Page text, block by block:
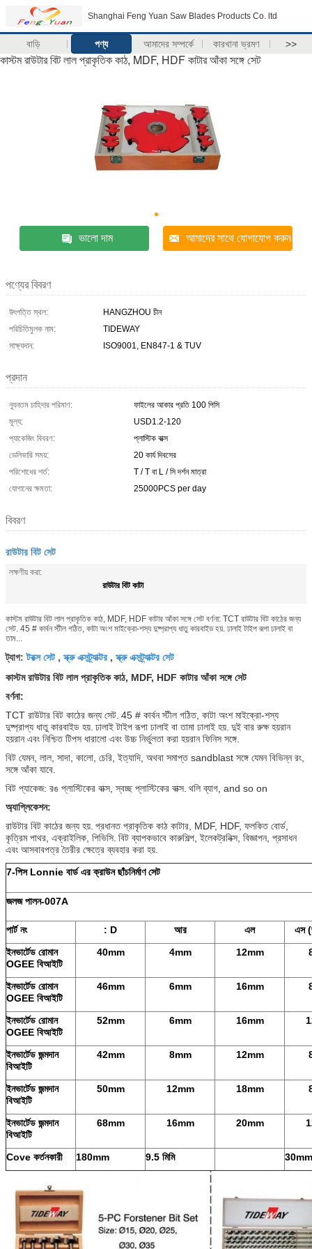
Shanghai Feng Yuan Saw Blades Products Co. ltd
বাড়ি পণ্য আমাদের সম্পর্কে কারখানা ভ্রমণ >>
কাস্টম রাউটার বিট লাল প্রাকৃতিক কাঠ, MDF, HDF কাটার আঁকা সঙ্গে সেট
ভালো দাম আমাদের সাথে যোগাযোগ করুন
পণ্যের বিবরণ
উৎপত্তি স্থল:
HANGZHOU চীন
পরিচিতিমুলক নাম:
TIDEWAY
সাক্ষ্যদান:
ISO9001, EN847-1 & TUV
প্রদান
ন্যূনতম চাহিদার পরিমাণ:
ফাইলের আকার প্রতি 100 পিসি
মূল্য:
USD1.2-120
প্যাকেজিং বিবরণ:
প্লাস্টিক বাক্স
ডেলিভারি সময়:
20 কার্য দিবসের
পরিশোধের শর্ত:
T / T বা L / সি দর্শন মাত্রা
যোগানের ক্ষমতা:
25000PCS per day
বিবরণ
রাউটার বিট সেট
লক্ষণীয় করা:
রাউটার বিট কাটা
কাস্টম রাউটার বিট লাল প্রাকৃতিক কাঠ, MDF, HDF কাটার আঁকা সঙ্গে সেট বর্ণনা: TCT রাউটার বিট কাঠের জন্য
সেট. 45 # কার্বন স্টীল গঠিত, কাটা অংশ মাইক্রো-শস্য দুষ্প্রাপ্য ধাতু কারবাইড হয়. ঢালাই টাইপ রূপা ঢালাই বা
তাম...
ট্যাগ:টরক্স সেট,স্ক্রু এক্সট্র্যাক্টর ,স্ক্রু এক্সট্র্যাক্টর সেট
কাস্টম রাউটার বিট লাল প্রাকৃতিক কাঠ, MDF, HDF কাটার আঁকা সঙ্গে সেট
বর্ণনা:
TCT রাউটার বিট কাঠের জন্য সেট. 45 # কার্বন স্টীল গঠিত, কাটা অংশ মাইক্রো-শস্য
দুষ্প্রাপ্য ধাতু কারবাইড হয়. ঢালাই টাইপ রূপা ঢালাই বা তামা ঢালাই হয়. দুই বার রুক্ষ হয়রান
হয়রান এবং নিশ্চিত টিপস ধারালো এবং উচ্চ নির্ভুলতা করা হয়রান ফিনিস সঙ্গে.
বিট যেমন, লাল, সাদা, কালো, চেরি, ইত্যাদি, অথবা সমাপ্ত sandblast সঙ্গে যেমন বিভিন্ন রং,
সঙ্গে আঁকা যাবে.
বিট প্যাকেজ: রঙ প্লাস্টিকের বাক্স, স্বচ্ছ প্লাস্টিকের বাক্স. থলি ব্যাগ, and so on
অ্যাপ্লিকেশন:
রাউটার বিট কাঠের জন্য হয়. প্রধানত প্রাকৃতিক কাঠ কাটার, MDF, HDF, ফলকিত বোর্ড,
কৃত্রিম পাথর, এক্রাইলিক, পিভিসি. বিট ব্যাপকভাবে কারুশিল্প, ইলেকট্রনিক্স, বিজ্ঞাপন, প্রসাধন
এবং আসবাবপত্র তৈরীর ক্ষেত্রে ব্যবহার করা হয়.
7-পিস Lonnie বার্ড এর ক্রাউন ছাঁচনির্মাণ সেট
জলজ পালন-007A
পার্ট নং : D আর এল
এস
ইনভার্টেড রোমান
OGEE বিআইটি
40mm 4mm 12mm
ইনভার্টেড রোমান
OGEE বিআইটি
46mm 6mm 16mm
ইনভার্টেড রোমান
OGEE বিআইটি
52mm 6mm 16mm
ইনভার্টেড জন্মদান
বিআইটি
42mm 8mm 12mm
ইনভার্টেড জন্মদান
বিআইটি
50mm 12mm 18mm
ইনভার্টেড জন্মদান
বিআইটি
68mm 16mm 20mm
Cove কর্তনকারী 180mm 9.5 মিমি 30mm